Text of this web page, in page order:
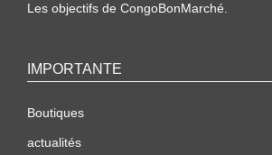
Les objectifs de CongoBonMarché.
IMPORTANTE
Boutiques
actualités